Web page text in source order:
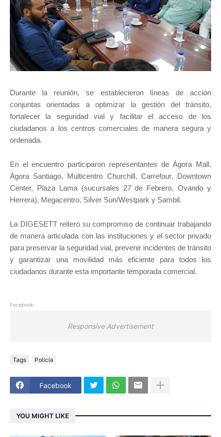
Durante la reunión, se establecieron líneas de acción
conjuntas orientadas a optimizar la gestión del tránsito,
fortalecer la seguridad vial y facilitar el acceso de los
ciudadanos a los centros comerciales de manera segura y
ordenada.
En el encuentro participaron representantes de Ágora Mall,
Ágora Santiago, Multicentro Churchill, Carrefour, Downtown
Center, Plaza Lama (sucursales 27 de Febrero, Ovando y
Herrera), Megacentro, Silver Sun/Westpark y Sambil.
La DIGESETT reiteró su compromiso de continuar trabajando
de manera articulada con las instituciones y el sector privado
para preservar la seguridad vial, prevenir incidentes de tránsito
y garantizar una movilidad más eficiente para todos los
ciudadanos durante esta importante temporada comercial.
Facebook
Responsive Advertisement
Tags Policía
Facebook
YOU MIGHT LIKE